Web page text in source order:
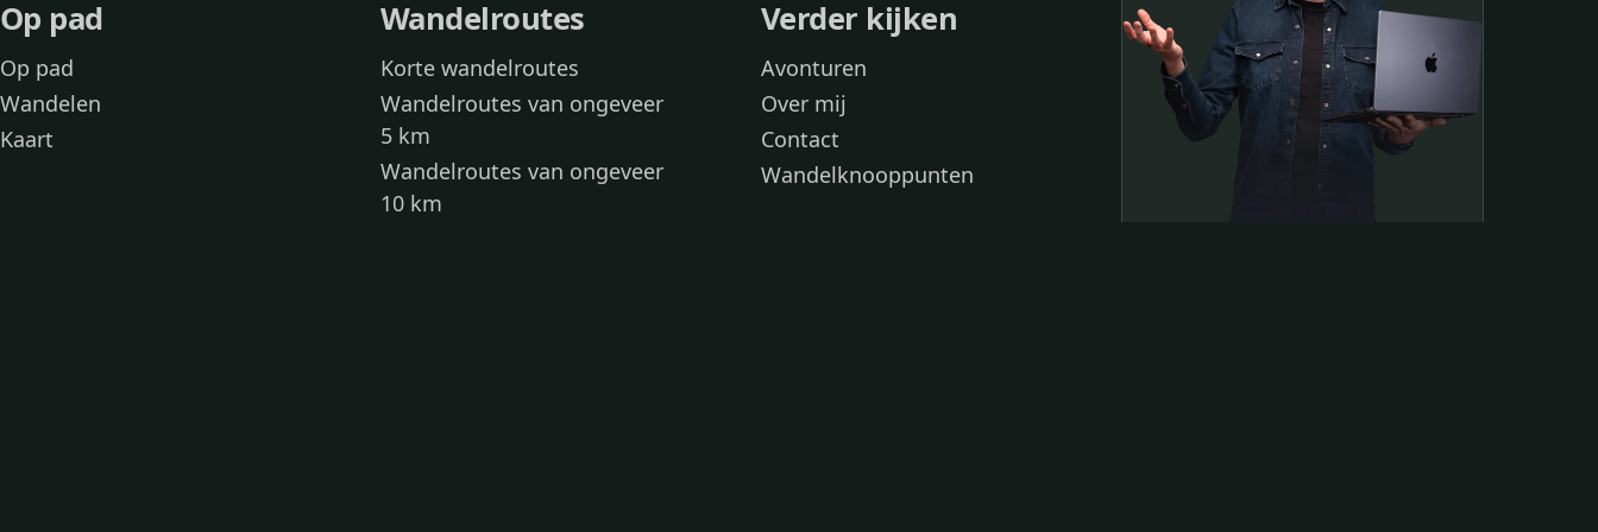
Op pad
Op pad
Wandelen
Kaart
Wandelroutes
Korte wandelroutes
Wandelroutes van ongeveer
5 km
Wandelroutes van ongeveer
10 km
Verder kijken
Avonturen
Over mij
Contact
Wandelknooppunten